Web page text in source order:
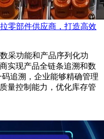
零部件供应商，打造高效
采功能和产品序列化功
实现产品全链条追溯和数
追溯，企业能够精确管理
量控制能力，优化库存管